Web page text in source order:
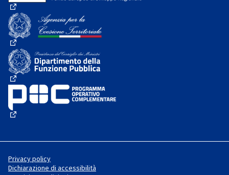
(Collegamento esterno)
(Collegamento esterno)
(Collegamento esterno)
Privacy policy
Dichiarazione di accessibilità